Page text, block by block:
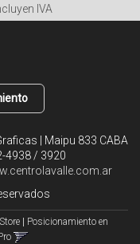
IVA
| Maipu 833 CABA
4938 / 3920
| Posicionamiento en